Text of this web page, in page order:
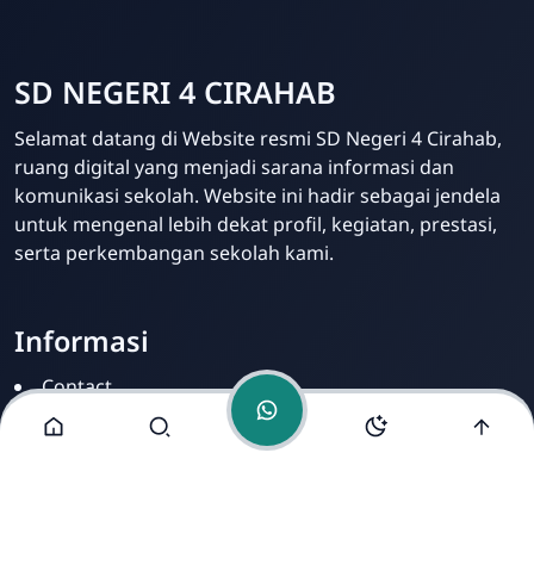
Admin
Online
SD NEGERI 4 CIRAHAB
Selamat datang di Website resmi SD Negeri 4 Cirahab,
ruang digital yang menjadi sarana informasi dan
komunikasi sekolah. Website ini hadir sebagai jendela
untuk mengenal lebih dekat profil, kegiatan, prestasi,
serta perkembangan sekolah kami.
Informasi
Contact
Disclamer